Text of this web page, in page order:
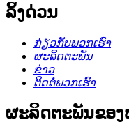
ລິ້ງດ່ວນ
ກ່ຽວກັບພວກເຮົາ
ຜະລິດຕະພັນ
ຂ່າວ
ຕິດຕໍ່ພວກເຮົາ
ຜະລິດຕະພັນຂອງ